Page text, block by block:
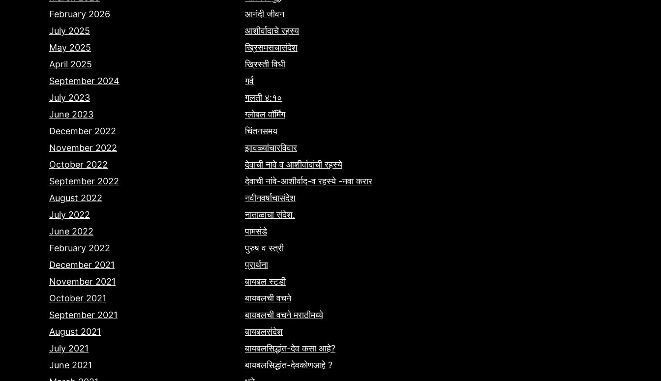
February 2026
July 2025
May 2025
April 2025
September 2024
July 2023
June 2023
December 2022
November 2022
October 2022
September 2022
August 2022
July 2022
June 2022
February 2022
December 2021
November 2021
October 2021
September 2021
August 2021
July 2021
June 2021
आनंदी जीवन
आशीर्वादाचे रहस्य
ख्रिसमसचासंदेश
ख्रिस्ती विधी
गर्व
गलती ४:१०
ग्लोबल वॉर्मिंग
चिंतनसमय
झावळ्यांचारविवार
देवाची नावे व आशीर्वादांची रहस्ये
देवाची नांवे-आशीर्वाद-व रहस्ये -नवा करार
नवीनवर्षाचासंदेश
नाताळाचा संदेश.
पामसंडे
पुरुष व स्त्री
प्रार्थना
बायबल स्टडी
बायबलची वचने
बायबलची वचने मराठीमध्ये
बायबलसंदेश
बायबलसिद्धांत-देव कसा आहे?
बायबलसिद्धांत-देवकोणआहे ?